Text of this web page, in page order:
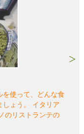
使って、どんな食
しょう。 イタリア
のリストランテの